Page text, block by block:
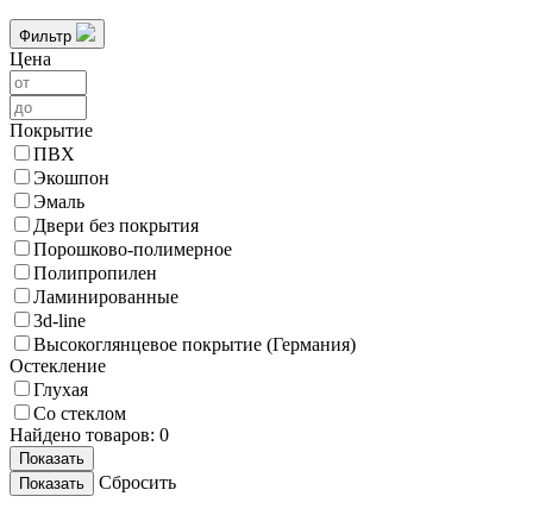
Фильтр
Цена
Покрытие
ПВХ
Экошпон
Эмаль
Двери без покрытия
Порошково-полимерное
Полипропилен
Ламинированные
3d-line
Высокоглянцевое покрытие (Германия)
Остекление
Глухая
Со стеклом
Найдено товаров: 0
Сбросить